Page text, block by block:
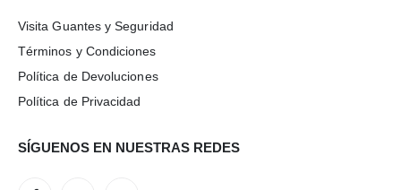
Visita Guantes y Seguridad
Términos y Condiciones
Política de Devoluciones
Política de Privacidad
SÍGUENOS EN NUESTRAS REDES